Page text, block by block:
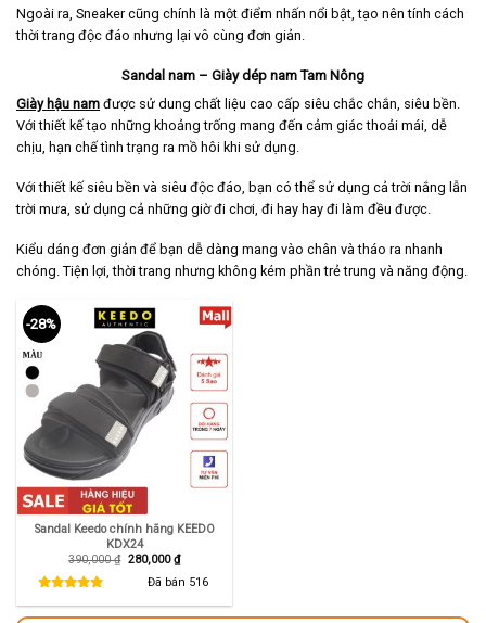
Ngoài ra, Sneaker cũng chính là một điểm nhấn nổi bật, tạo nên tính cách
thời trang độc đáo nhưng lại vô cùng đơn giản.
Sandal nam – Giày dép nam Tam Nông
Giày hậu nam được sử dung chất liệu cao cấp siêu chắc chắn, siêu bền.
Với thiết kế tạo những khoảng trống mang đến cảm giác thoải mái, dễ
chịu, hạn chế tình trạng ra mồ hôi khi sử dụng.
Với thiết kế siêu bền và siêu độc đáo, bạn có thể sử dụng cả trời nắng lẫn
trời mưa, sử dụng cả những giờ đi chơi, đi hay hay đi làm đều được.
Kiểu dáng đơn giản để bạn dễ dàng mang vào chân và tháo ra nhanh
chóng. Tiện lợi, thời trang nhưng không kém phần trẻ trung và năng động.
-28%
Sandal Keedo chính hãng KEEDO
KDX24
390,000₫ Giá
280,000₫Giá
hiện
tại
Đã bán 516